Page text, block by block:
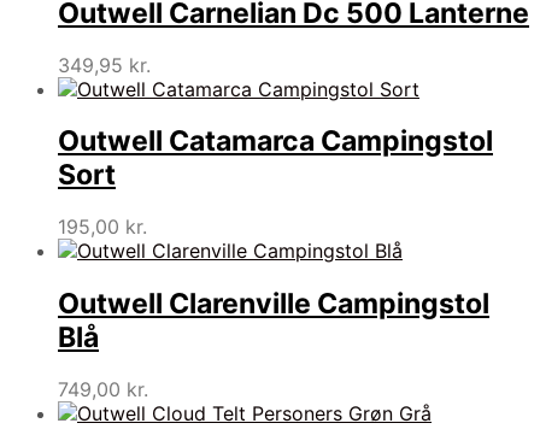
Outwell Carnelian Dc 500 Lanterne
349,95 kr.
Outwell Catamarca Campingstol
Sort
195,00 kr.
Outwell Clarenville Campingstol
Blå
749,00 kr.